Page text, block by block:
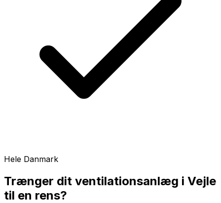
Hele Danmark
Trænger dit ventilationsanlæg i Vejle
til en rens?